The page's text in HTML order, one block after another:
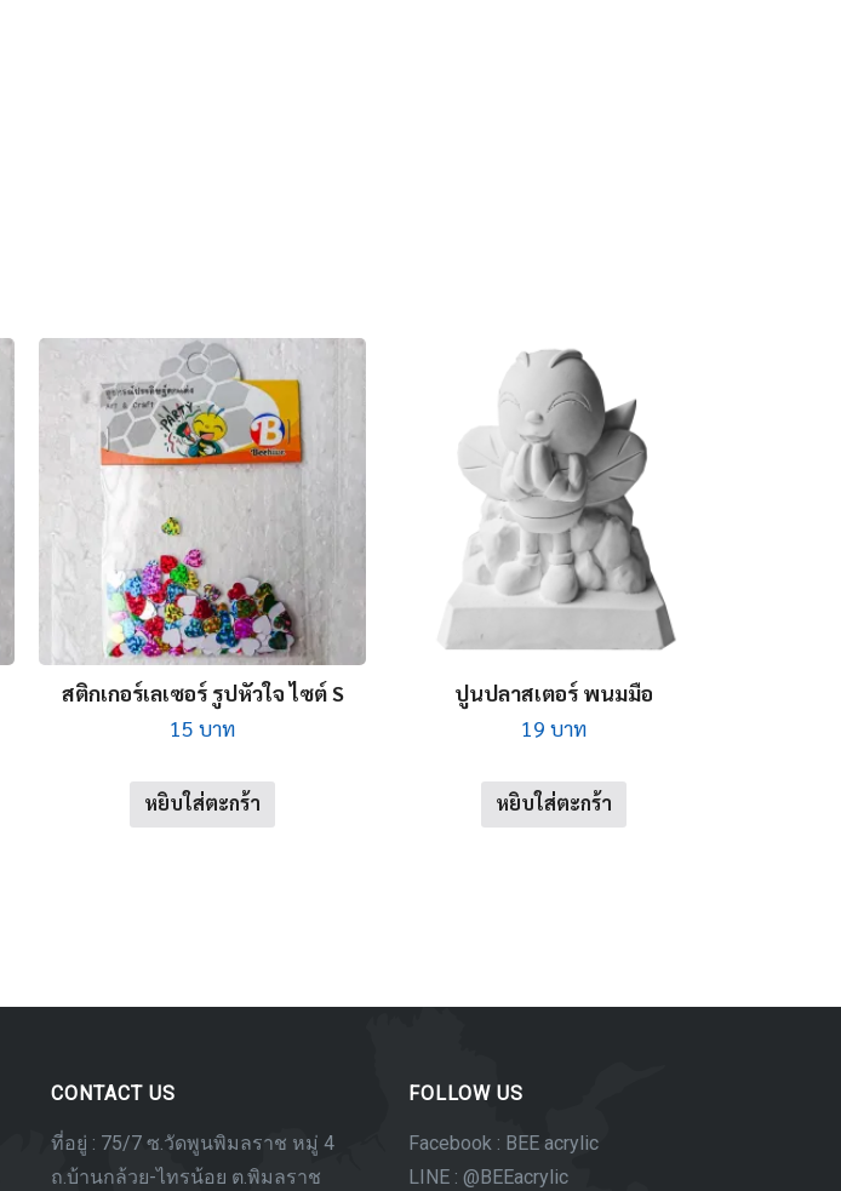
สติกเกอร์เลเซอร์ รูปหัวใจ ไซต์ S
15 บาท
หยิบใส่ตะกร้า
ปูนปลาสเตอร์ พนมมือ
19 บาท
หยิบใส่ตะกร้า
CONTACT US
ที่อยู่ : 75/7 ซ.วัดพูนพิมลราช หมู่ 4
ถ.บ้านกล้วย-ไทรน้อย ต.พิมลราช
FOLLOW US
Facebook : BEE acrylic
LINE : @BEEacrylic